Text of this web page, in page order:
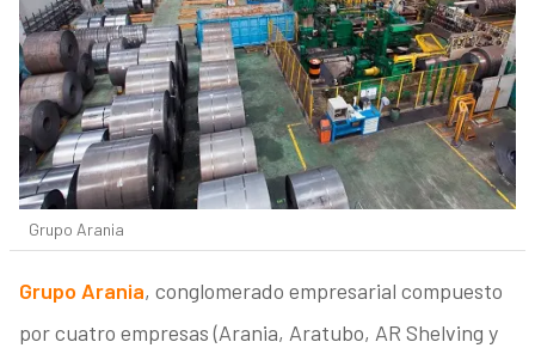
Grupo Arania
Grupo Arania, conglomerado empresarial compuesto
por cuatro empresas (Arania, Aratubo, AR Shelving y